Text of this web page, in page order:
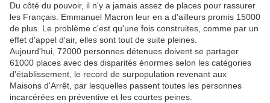
Du côté du pouvoir, il n'y a jamais assez de places pour rassurer
les Français. Emmanuel Macron leur en a d'ailleurs promis 15000
de plus. Le problème c'est qu'une fois construites, comme par un
effet d'appel d'air, elles sont tout de suite pleines.
Aujourd'hui, 72000 personnes détenues doivent se partager
61000 places avec des disparités énormes selon les catégories
d'établissement, le record de surpopulation revenant aux
Maisons d'Arrêt, par lesquelles passent toutes les personnes
incarcérées en préventive et les courtes peines.